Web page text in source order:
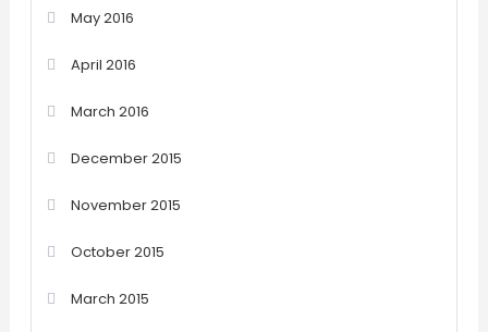
May 2016
April 2016
March 2016
December 2015
November 2015
October 2015
March 2015